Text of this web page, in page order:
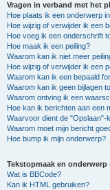
Vragen in verband met het
Hoe plaats ik een onderwerp
Hoe wijzig of verwijder ik een
Hoe voeg ik een onderschrift
Hoe maak ik een peiling?
Waarom kan ik niet meer
Hoe wijzig of verwijder ik een
Waarom kan ik een bepaald
Waarom kan ik geen bijlagen
Waarom ontving ik een
Hoe kan ik berichten aan een
Waarvoor dient de "Opslaan"-
Waarom moet mijn bericht
Hoe bump ik mijn onderwerp?
Tekstopmaak en onderwerp
Wat is BBCode?
Kan ik HTML gebruiken?